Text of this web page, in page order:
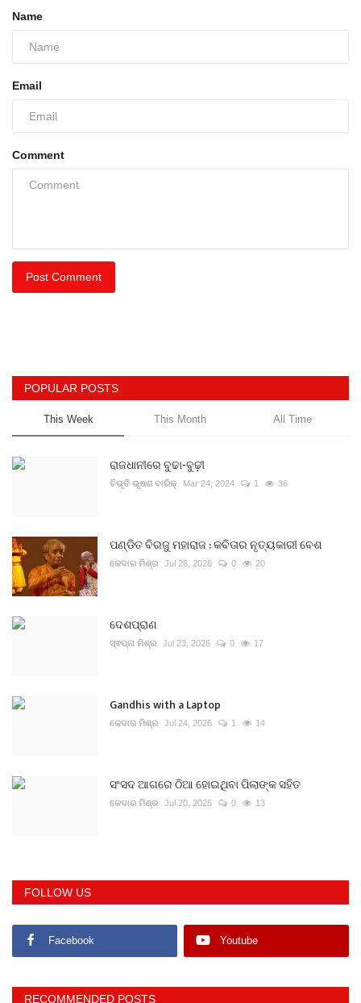
Name
Email
Comment
Post Comment
POPULAR POSTS
This Week This Month All Time
ରାଜଧାନୀରେ ବୁଢା-ବୁଢ଼ୀ
ବିଭୂତି ଭୂଷଣ ବାରିକ୍ Mar 24, 2024 1 36
ପଣ୍ଡିତ ବିରଜୁ ମହାରାଜ : କବିତାର ନୃତ୍ୟକାରୀ ବେଶ
କେଦାର ମିଶ୍ର Jul 26, 2026 0 20
ଦେଶପ୍ରାଣ
ସ୍ଵପ୍ନା ମିଶ୍ର Jul 23, 2026 0 17
Gandhis with a Laptop
କେଦାର ମିଶ୍ର Jul 24, 2026 1 14
ସଂସଦ ଆଗରେ ଠିଆ ହୋଇଥିବା ପିଲାଙ୍କ ସହିତ
କେଦାର ମିଶ୍ର Jul 20, 2026 0 13
FOLLOW US
Facebook Youtube
RECOMMENDED POSTS